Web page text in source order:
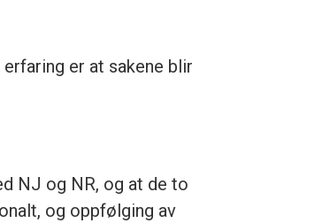
er at sakene blir
NJ og NR, og at de to
og oppfølging av